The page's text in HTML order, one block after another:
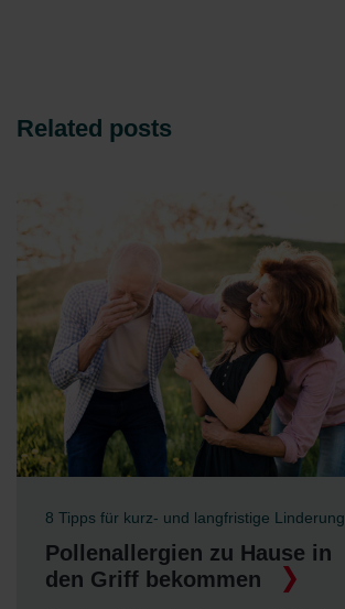
Related posts
8 Tipps für kurz- und langfristige Linderung
Pollenallergien zu Hause in
den Griff bekommen